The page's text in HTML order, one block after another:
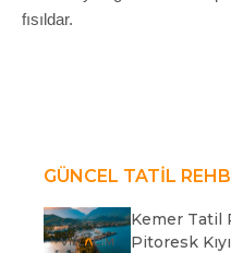
fısıldar.
GÜNCEL TATİL
Kemer Tatil
Pitoresk